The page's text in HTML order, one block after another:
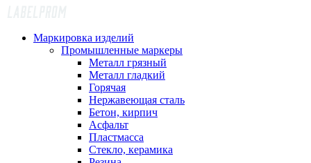
Маркировка изделий
Промышленные маркеры
Металл грязный
Металл гладкий
Горячая
Нержавеющая сталь
Бетон, кирпич
Асфальт
Пластмасса
Стекло, керамика